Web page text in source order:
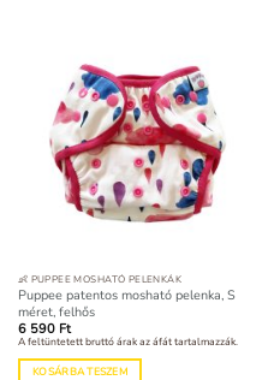
👶 PUPPEE MOSHATÓ PELENKÁK
Puppee patentos mosható pelenka, S
méret, felhős
6 590 Ft
A feltüntetett bruttó árak az áfát tartalmazzák.
KOSÁRBA TESZEM